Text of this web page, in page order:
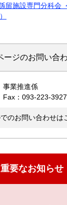
留施設専門分科会
ージのお問い合
事業推進係
Fax：093-223-3927
でのお問い合わせは
重要なお知らせ